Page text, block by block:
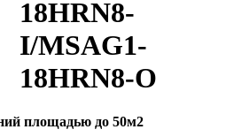
18HRN8-
I/MSAG1-
18HRN8-O
площадью до 50м2